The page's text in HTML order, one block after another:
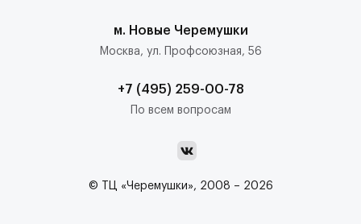
м. Новые Черемушки
Москва, ул. Профсоюзная, 56
+7 (495) 259-00-78
По всем вопросам
© ТЦ «Черемушки», 2008 – 2026